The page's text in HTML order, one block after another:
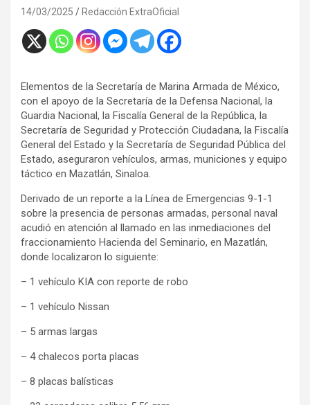
14/03/2025 Redacción ExtraOficial
Elementos de la Secretaría de Marina Armada de México,
con el apoyo de la Secretaría de la Defensa Nacional, la
Guardia Nacional, la Fiscalía General de la República, la
Secretaría de Seguridad y Protección Ciudadana, la Fiscalía
General del Estado y la Secretaría de Seguridad Pública del
Estado, aseguraron vehículos, armas, municiones y equipo
táctico en Mazatlán, Sinaloa.
Derivado de un reporte a la Línea de Emergencias 9-1-1
sobre la presencia de personas armadas, personal naval
acudió en atención al llamado en las inmediaciones del
fraccionamiento Hacienda del Seminario, en Mazatlán,
donde localizaron lo siguiente:
– 1 vehículo KIA con reporte de robo
– 1 vehículo Nissan
– 5 armas largas
– 4 chalecos porta placas
– 8 placas balísticas